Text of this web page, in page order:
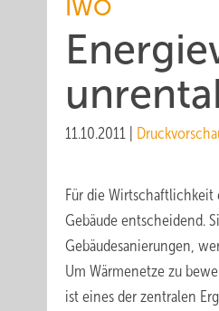
IWO
11.10.2011
Für die Wirtschaftlichkeit
Gebäude entscheidend.
Gebäudesanierungen,
Um Wärmenetze zu
ist eines der zentralen